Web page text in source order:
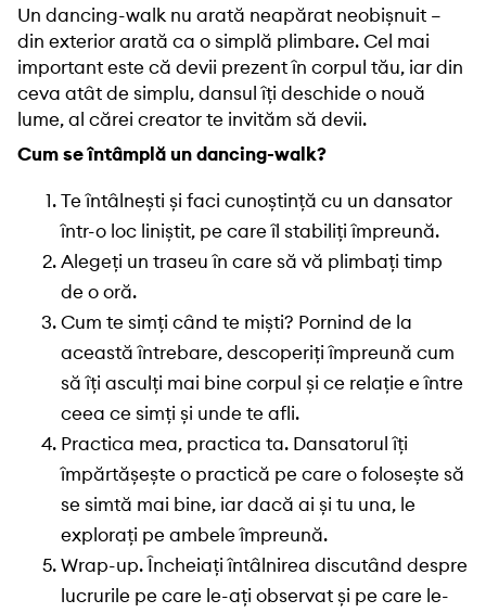
Un dancing-walk nu arată neapărat neobișnuit –
din exterior arată ca o simplă plimbare. Cel mai
important este că devii prezent în corpul tău, iar din
ceva atât de simplu, dansul îți deschide o nouă
lume, al cărei creator te invităm să devii.
Cum se întâmplă un dancing-walk?
Te întâlnești și faci cunoștință cu un dansator
într-o loc liniștit, pe care îl stabiliți împreună.
Alegeți un traseu în care să vă plimbați timp
de o oră.
Cum te simți când te miști? Pornind de la
această întrebare, descoperiți împreună cum
să îți asculți mai bine corpul și ce relație e între
ceea ce simți și unde te afli.
Practica mea, practica ta. Dansatorul îți
împărtășește o practică pe care o folosește să
se simtă mai bine, iar dacă ai și tu una, le
explorați pe ambele împreună.
Wrap-up. Încheiați întâlnirea discutând despre
lucrurile pe care le-ați observat și pe care le-